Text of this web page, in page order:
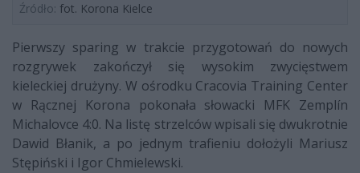
Źródło: fot. Korona Kielce
Pierwszy sparing w trakcie przygotowań do nowych
rozgrywek zakończył się wysokim zwycięstwem
kieleckiej drużyny. W ośrodku Cracovia Training Center
w Rącznej Korona pokonała słowacki MFK Zemplín
Michalovce 4:0. Na listę strzelców wpisali się dwukrotnie
Dawid Błanik, a po jednym trafieniu dołożyli Mariusz
Stępiński i Igor Chmielewski.